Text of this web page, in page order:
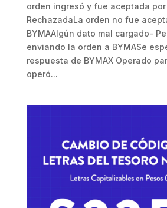
orden ingresó y fue aceptada por
RechazadaLa orden no fue
BYMAAlgún dato mal cargado-
enviando la orden a BYMASe
respuesta de BYMAX Operado
operó...